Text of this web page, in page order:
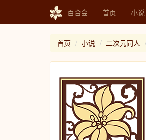
百合会 首页 小说
首页 小说 二次元同人